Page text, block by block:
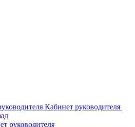
Кабинет руководителя
руководителя